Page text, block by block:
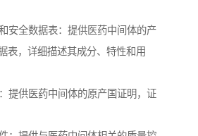
安全数据表：提供医药中间体的产
表，详细描述其成分、特性和用
提供医药中间体的原产国证明，证